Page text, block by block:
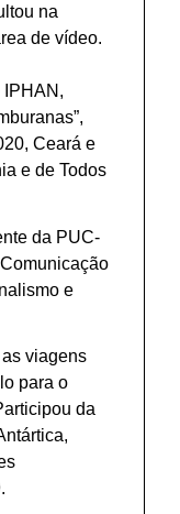
na
de vídeo.
IPHAN,
Ceará e
e de Todos
da PUC-
e
viagens
para o
da